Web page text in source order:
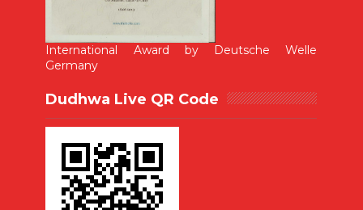
International Award by Deutsche Welle
Germany
Dudhwa Live QR Code